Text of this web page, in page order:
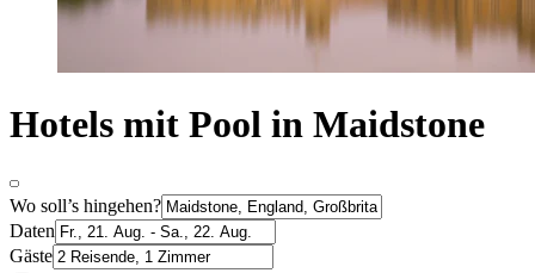
Hotels mit Pool in Maidstone
Wo soll’s hingehen?
Daten
Gäste